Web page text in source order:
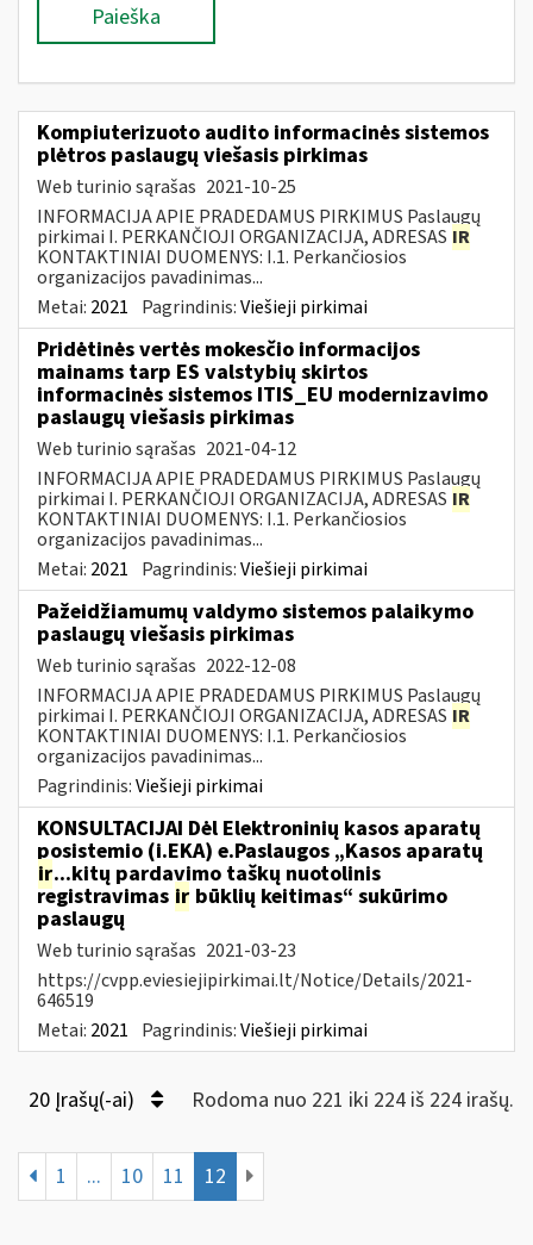
Paieška
Kompiuterizuoto audito informacinės sistemos
plėtros paslaugų viešasis pirkimas
Web turinio sąrašas 2021-10-25
INFORMACIJA APIE PRADEDAMUS PIRKIMUS Paslaugų
pirkimai I. PERKANČIOJI ORGANIZACIJA, ADRESAS IR
KONTAKTINIAI DUOMENYS: I.1. Perkančiosios
organizacijos pavadinimas...
Metai: 2021 Pagrindinis:Viešieji pirkimai
Pridėtinės vertės mokesčio informacijos
mainams tarp ES valstybių skirtos
informacinės sistemos ITIS_EU modernizavimo
paslaugų viešasis pirkimas
Web turinio sąrašas 2021-04-12
INFORMACIJA APIE PRADEDAMUS PIRKIMUS Paslaugų
pirkimai I. PERKANČIOJI ORGANIZACIJA, ADRESAS IR
KONTAKTINIAI DUOMENYS: I.1. Perkančiosios
organizacijos pavadinimas...
Metai: 2021 Pagrindinis:Viešieji pirkimai
Pažeidžiamumų valdymo sistemos palaikymo
paslaugų viešasis pirkimas
Web turinio sąrašas 2022-12-08
INFORMACIJA APIE PRADEDAMUS PIRKIMUS Paslaugų
pirkimai I. PERKANČIOJI ORGANIZACIJA, ADRESAS IR
KONTAKTINIAI DUOMENYS: I.1. Perkančiosios
organizacijos pavadinimas...
Pagrindinis:Viešieji pirkimai
KONSULTACIJAI Dėl Elektroninių kasos aparatų
posistemio (i.EKA) e.Paslaugos „Kasos aparatų
ir...kitų pardavimo taškų nuotolinis
registravimas ir būklių keitimas“ sukūrimo
paslaugų
Web turinio sąrašas 2021-03-23
https://cvpp.eviesiejipirkimai.lt/Notice/Details/2021-
646519
Metai: 2021 Pagrindinis:Viešieji pirkimai
20 Įrašų(-ai) Rodoma nuo 221 iki 224 iš 224 irašų.
1 ... 10 11 12